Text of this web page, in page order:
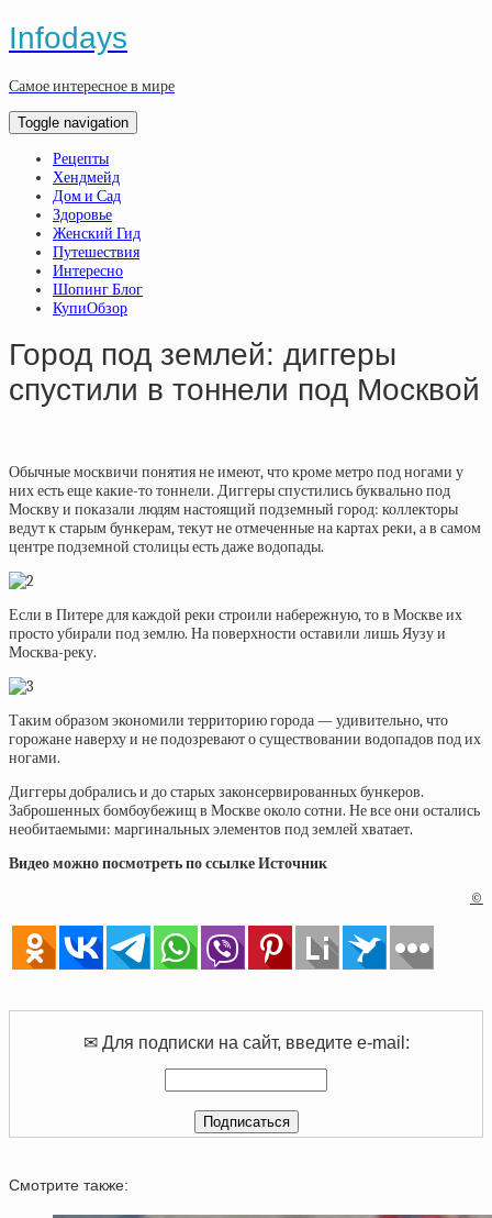
Infodays
Самое интересное в мире
Toggle navigation
Рецепты
Хендмейд
Дом и Сад
Здоровье
Женский Гид
Путешествия
Интересно
Шопинг Блог
КупиОбзор
Город под землей: диггеры
спустили в тоннели под Москвой
Обычные москвичи понятия не имеют, что кроме метро под ногами у
них есть еще какие-то тоннели. Диггеры спустились буквально под
Москву и показали людям настоящий подземный город: коллекторы
ведут к старым бункерам, текут не отмеченные на картах реки, а в самом
центре подземной столицы есть даже водопады.
Если в Питере для каждой реки строили набережную, то в Москве их
просто убирали под землю. На поверхности оставили лишь Яузу и
Москва-реку.
Таким образом экономили территорию города — удивительно, что
горожане наверху и не подозревают о существовании водопадов под их
ногами.
Диггеры добрались и до старых законсервированных бункеров.
Заброшенных бомбоубежищ в Москве около сотни. Не все они остались
необитаемыми: маргинальных элементов под землей хватает.
Видео можно посмотреть по ссылке Источник
©
✉ Для подписки на сайт, введите e-mail:
Смотрите также: